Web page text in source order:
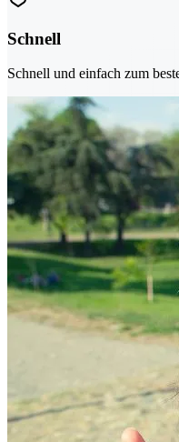
Schnell
Schnell und einfach zum